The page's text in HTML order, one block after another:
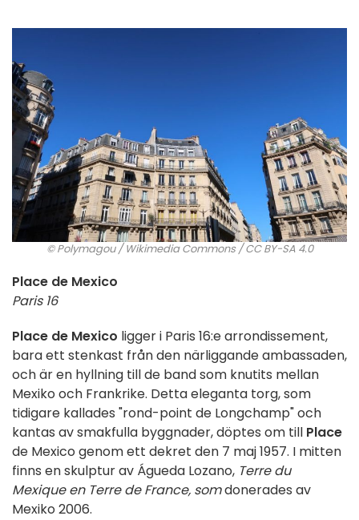
© Polymagou / Wikimedia Commons / CC BY-SA 4.0
Place de Mexico
Paris 16
Place de Mexico ligger i Paris 16:e arrondissement,
bara ett stenkast från den närliggande ambassaden,
och är en hyllning till de band som knutits mellan
Mexiko och Frankrike. Detta eleganta torg, som
tidigare kallades "rond-point de Longchamp" och
kantas av smakfulla byggnader, döptes om till Place
de Mexico genom ett dekret den 7 maj 1957. I mitten
finns en skulptur av Águeda Lozano, Terre du
Mexique en Terre de France, somdonerades av
Mexiko 2006.